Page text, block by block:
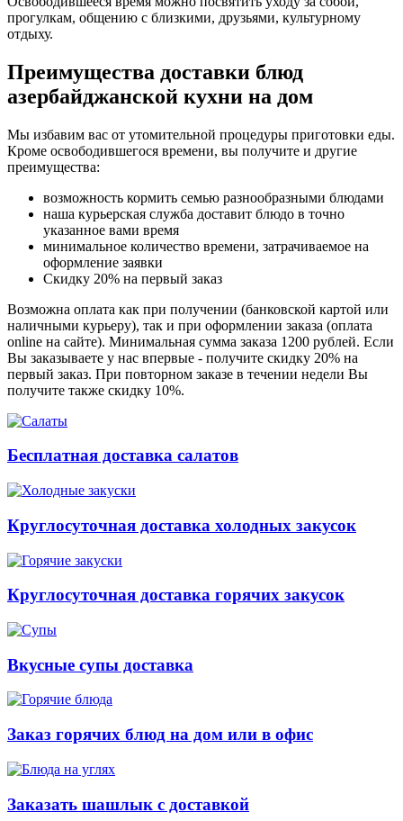
прогулкам, общению с близкими, друзьями, культурному
отдыху.
Преимущества доставки блюд
азербайджанской кухни на дом
Мы избавим вас от утомительной процедуры приготовки еды.
Кроме освободившегося времени, вы получите и другие
преимущества:
возможность кормить семью разнообразными блюдами
наша курьерская служба доставит блюдо в точно
указанное вами время
минимальное количество времени, затрачиваемое на
оформление заявки
Скидку 20% на первый заказ
Возможна оплата как при получении (банковской картой или
наличными курьеру), так и при оформлении заказа (оплата
online на сайте). Минимальная сумма заказа 1200 рублей. Если
Вы заказываете у нас впервые - получите скидку 20% на
первый заказ. При повторном заказе в течении недели Вы
получите также скидку 10%.
Бесплатная доставка салатов
Круглосуточная доставка холодных закусок
Круглосуточная доставка горячих закусок
Вкусные супы доставка
Заказ горячих блюд на дом или в офис
Заказать шашлык с доставкой